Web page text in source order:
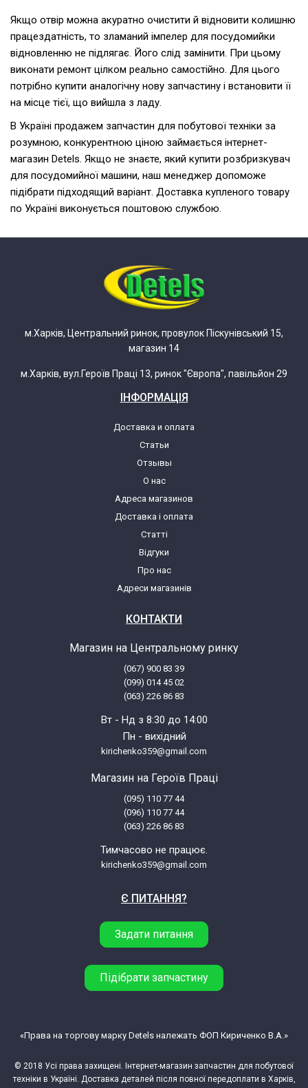
Якщо отвір можна акуратно очистити й відновити колишню
працездатність, то зламаний імпелер для посудомийки
відновленню не підлягає. Його слід замінити. При цьому
виконати ремонт цілком реально самостійно. Для цього
потрібно купити аналогічну нову запчастину і встановити її
на місце тієї, що вийшла з ладу.
В Україні продажем запчастин для побутової техніки за
розумною, конкурентною ціною займається інтернет-
магазин Detels. Якщо не знаєте, який купити розбризкувач
для посудомийної машини, наш менеджер допоможе
підібрати підходящий варіант. Доставка купленого товару
по Україні виконується поштовою службою.
м.Харків, Центральний ринок, провулок Піскунівський 15,
магазин 14
м.Харків, вул.Героїв Праці 13, ринок "Європа", павільйон 29
ІНФОРМАЦІЯ
Доставка и оплата
Статьи
Отзывы
О нас
Адреса магазинов
Доставка і оплата
Статті
Відгуки
Про нас
Адреси магазинів
КОНТАКТИ
Магазин на Центральному ринку
(067) 900 83 39
(099) 014 45 02
(063) 226 86 83
Вт - Нд з 8:30 до 14:00
Пн - вихідний
kirichenko359@gmail.com
Магазин на Героїв Праці
(095) 110 77 44
(096) 110 77 44
(063) 226 86 83
Тимчасово не працює.
kirichenko359@gmail.com
Є ПИТАННЯ?
Задати питання
Підібрати запчастину
© 2018 Усі права захищені. Інтернет-магазин запчастин для побутової
техніки в Україні. Доставка деталей після повної передоплати в Харків,
«Права на торгову марку Detels належать ФОП Кириченко В.А.»